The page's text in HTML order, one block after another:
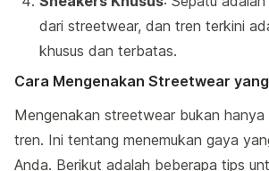
dari streetwear, dan tren terkini
khusus dan terbatas.
Cara Mengenakan Streetwear
Mengenakan streetwear bukan
tren. Ini tentang menemukan gaya
Anda. Berikut adalah beberapa tips